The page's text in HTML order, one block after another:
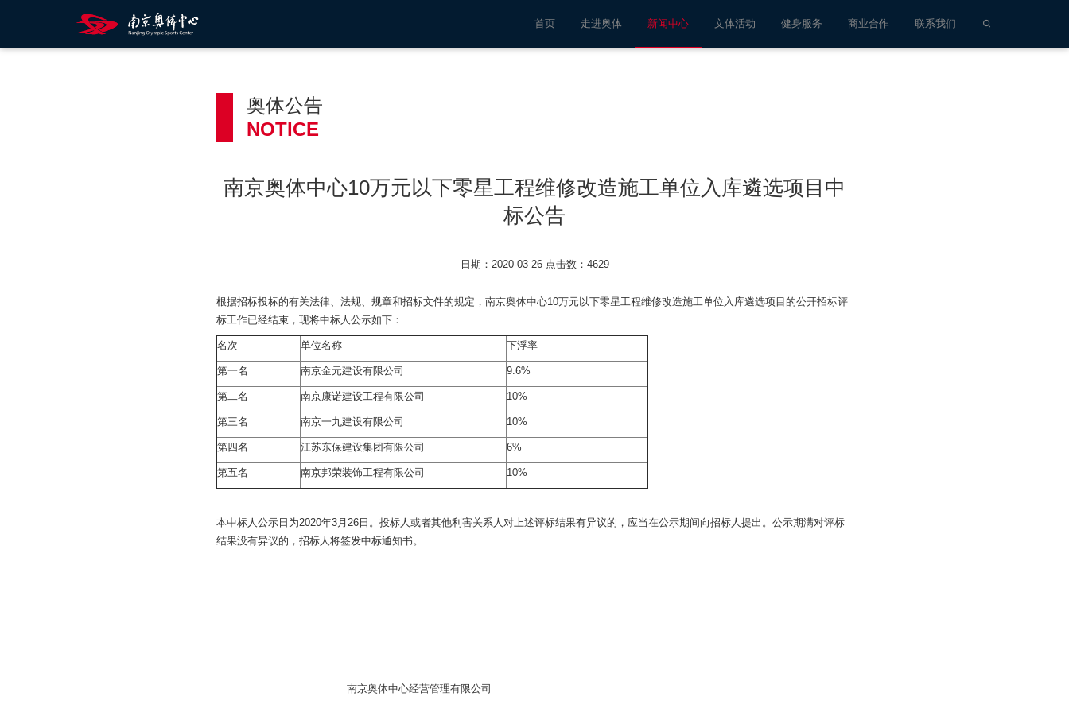
首页 走进奥体 新闻中心 文体活动 健身服务 商业合作 联系我们
奥体公告
NOTICE
南京奥体中心10万元以下零星工程维修改造施工单位入库遴选项目中
标公告
日期：2020-03-26 点击数：4629
根据招标投标的有关法律、法规、规章和招标文件的规定，南京奥体中心10万元以下零星工程维修改造施工单位入库遴选项目的公开招标评
标工作已经结束，现将中标人公示如下：
名次 单位名称 下浮率
第一名 南京金元建设有限公司 9.6%
第二名 南京康诺建设工程有限公司 10%
第三名 南京一九建设有限公司 10%
第四名 江苏东保建设集团有限公司 6%
第五名 南京邦荣装饰工程有限公司 10%
本中标人公示日为2020年3月26日。投标人或者其他利害关系人对上述评标结果有异议的，应当在公示期间向招标人提出。公示期满对评标
结果没有异议的，招标人将签发中标通知书。
南京奥体中心经营管理有限公司